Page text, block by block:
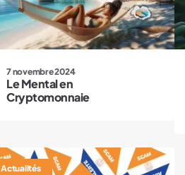
7 novembre 2024
Le Mental en
Cryptomonnaie
Actualités